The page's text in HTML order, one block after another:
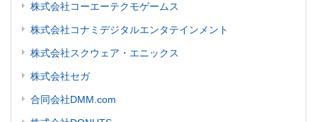
株式会社コーエーテクモゲームス
株式会社コナミデジタルエンタテインメント
株式会社スクウェア・エニックス
株式会社セガ
合同会社DMM.com